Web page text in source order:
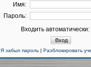
Имя:
Пароль:
Входить автоматически:
Я забыл пароль| Разблокировать